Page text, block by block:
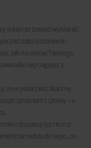
w kąt i przestać wybierać
przed zabrudzeniami i
jak na obicie Twojego
albo wyciągasz z
że wybierzesz tkaninę
i problem z głowy – a
i dopasuj typ i kolor
mebla do tego, co